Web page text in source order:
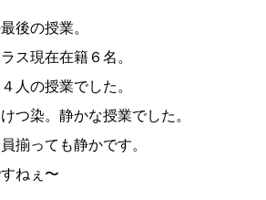
後の授業。
ス現在在籍６名。
人の授業でした。
つ染。静かな授業でした。
揃っても静かです。
ねぇ〜